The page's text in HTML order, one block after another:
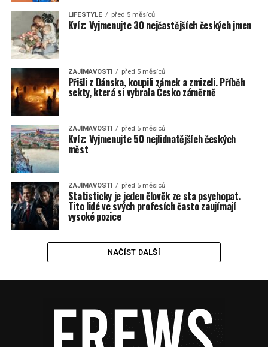
LIFESTYLE před 5 měsíců
Kvíz: Vyjmenujte 30 nejčastějších českých jmen
ZAJÍMAVOSTI před 5 měsíců
Přišli z Dánska, koupili zámek a zmizeli. Příběh
sekty, která si vybrala Česko záměrně
ZAJÍMAVOSTI před 5 měsíců
Kvíz: Vyjmenujte 50 nejlidnatějších českých
měst
ZAJÍMAVOSTI před 5 měsíců
Statisticky je jeden člověk ze sta psychopat.
Tito lidé ve svých profesích často zaujímají
vysoké pozice
NAČÍST DALŠÍ